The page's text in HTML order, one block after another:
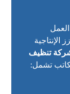
تنظيف
تشمل: